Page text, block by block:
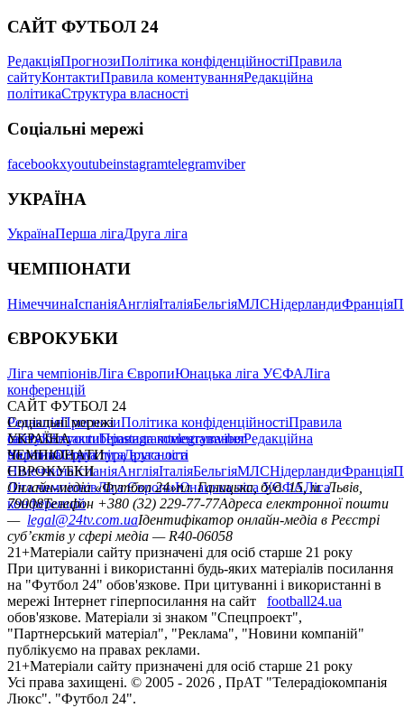
САЙТ ФУТБОЛ 24
РедакціяПрогнозиПолітика конфіденційностіПравила
сайтуКонтактиПравила коментуванняРедакційна
політикаСтруктура власності
Соціальні мережі
facebookxyoutubeinstagramtelegramviber
УКРАЇНА
УкраїнаПерша лігаДруга ліга
ЧЕМПІОНАТИ
НімеччинаІспаніяАнгліяІталіяБельгіяМЛСНідерландиФранція
ЄВРОКУБКИ
Ліга чемпіонівЛіга ЄвропиЮнацька ліга УЄФАЛіга
конференцій
САЙТ ФУТБОЛ 24
РедакціяПрогнозиПолітика конфіденційностіПравила
сайтуКонтактиПравила коментуванняРедакційна
політикаСтруктура власності
Соціальні мережі
facebookxyoutubeinstagramtelegramviber
УКРАЇНА
УкраїнаПерша лігаДруга ліга
ЧЕМПІОНАТИ
НімеччинаІспаніяАнгліяІталіяБельгіяМЛСНідерландиФранція
ЄВРОКУБКИ
Ліга чемпіонівЛіга ЄвропиЮнацька ліга УЄФАЛіга
конференцій
Онлайн-медіа «Футбол 24»пл. Галицька, буд. 15, м. Львів,
79008Телефон +380 (32) 229-77-77Адреса електронної пошти
— legal@24tv.com.uaІдентифікатор онлайн-медіа в Реєстрі
суб’єктів у сфері медіа — R40-06058
21+Матеріали сайту призначені для осіб старше 21 року
При цитуванні і використанні будь-яких матеріалів посилання
на "Футбол 24" обов'язкове. При цитуванні і використанні в
мережі Інтернет гіперпосилання на сайт
football24.ua
обов'язкове. Матеріали зі знаком "Спецпроект",
"Партнерський матеріал", "Реклама", "Новини компаній"
публікуємо на правах реклами.
21+Матеріали сайту призначені для осіб старше 21 року
Усi права захищенi. © 2005 - 2026 , ПрАТ "Телерадіокомпанія
Люкс". "Футбол 24".